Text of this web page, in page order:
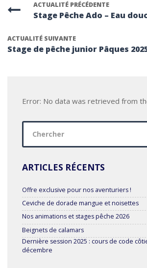
ACTUALITÉ PRÉCÉDENTE
Stage Pêche Ado – Eau
ACTUALITÉ SUIVANTE
Stage de pêche junior Pâques
Error: No data was retrieved from
ARTICLES RÉCENTS
Offre exclusive pour nos aventuriers !
Ceviche de dorade mangue et noisettes
Nos animations et stages pêche 2026
Beignets de calamars
Dernière session 2025 : cours de code
décembre